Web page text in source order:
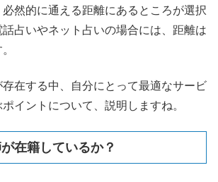
然的に通える距離にあるところが選択
占いやネット占いの場合には、距離は
在する中、自分にとって最適なサービ
イントについて、説明しますね。
在籍しているか？